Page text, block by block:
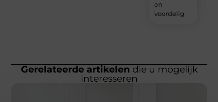
en
voordelig
Gerelateerde artikelen die u mogelijk
interesseren